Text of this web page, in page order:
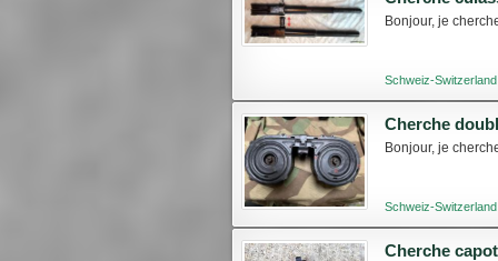
Bonjour, je
Schweiz-
Cherche
Bonjour, je
Schweiz-
Cherche